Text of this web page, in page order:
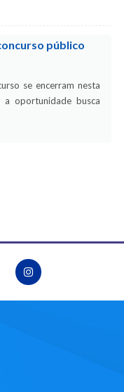
público
se encerram nesta
oportunidade busca